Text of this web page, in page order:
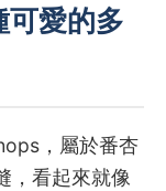
可愛的多
，屬於番杏
，看起來就像